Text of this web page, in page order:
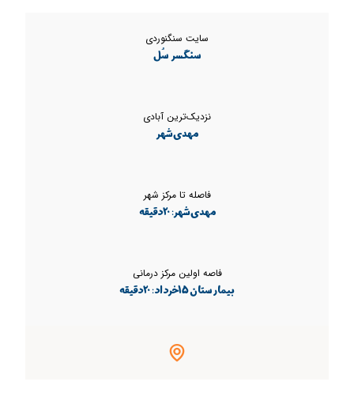
سایت سنگنوردی
سنگسر سُل
نزدیک‌ترین آبادی
مهدی‌شهر
فاصله تا مرکز شهر
مهدی‌شهر: 20دقیقه
فاصه اولین مرکز درمانی
بیمارستان 15خرداد: 20دقیقه